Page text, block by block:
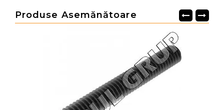
Produse Asemănătoare